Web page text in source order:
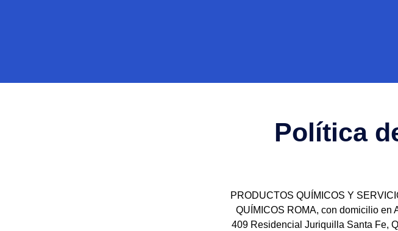
Política
PRODUCTOS QUÍMICOS Y
QUÍMICOS ROMA, con domicilio en
409 Residencial Juriquilla Santa Fe,